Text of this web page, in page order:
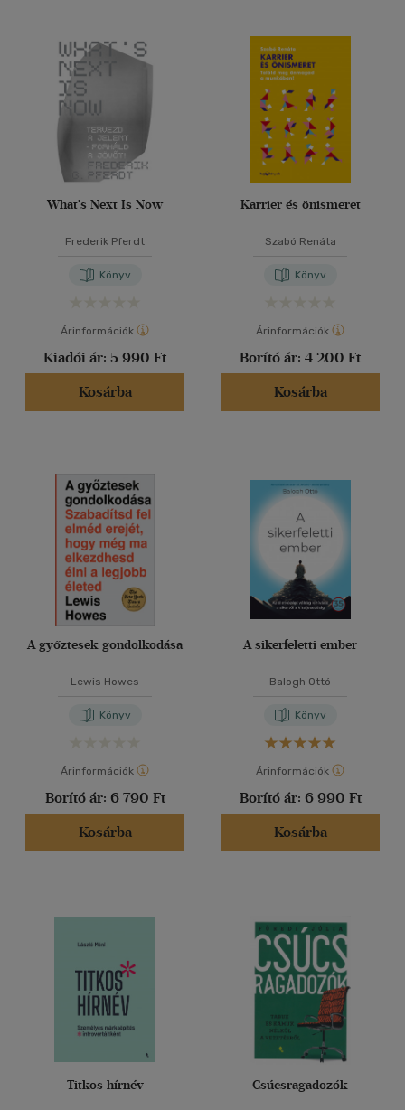
What's Next Is Now
Frederik Pferdt
Könyv
Árinformációk
Kiadói ár: 5 990 Ft
Kosárba
Karrier és önismeret
Szabó Renáta
Könyv
Árinformációk
Borító ár: 4 200 Ft
Kosárba
A győztesek gondolkodása
Lewis Howes
Könyv
Árinformációk
Borító ár: 6 790 Ft
Kosárba
A sikerfeletti ember
Balogh Ottó
Könyv
Árinformációk
Borító ár: 6 990 Ft
Kosárba
Titkos hírnév Csúcsragadozók